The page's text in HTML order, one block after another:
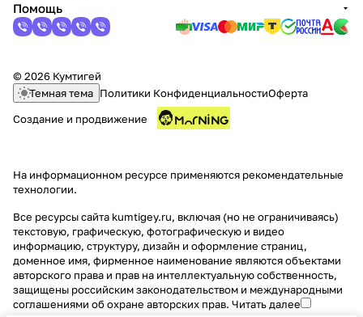
Помощь
© 2026 Кумтигей
Темная тема Политики КонфиденциальностиОферта
Создание и продвижение
На информационном ресурсе применяются рекомендательные
технологии.
Все ресурсы сайта kumtigey.ru, включая (но не ограничиваясь)
текстовую, графическую, фотографическую и видео
информацию, структуру, дизайн и оформление страниц,
доменное имя, фирменное наименование являются объектами
авторского права и прав на интеллектуальную собственность,
защищены российским законодательством и международными
соглашениями об охране авторских прав. Читать далее